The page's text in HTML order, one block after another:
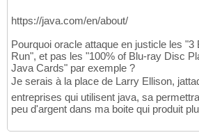
https://java.com/en/about/
Pourquoi oracle attaque en justicle les "3
Run", et pas les "100% of Blu-ray Disc
Java Cards" par exemple ?
Je serais à la place de Larry Ellison,
entreprises qui utilisent java, sa
peu d'argent dans ma boite qui produit